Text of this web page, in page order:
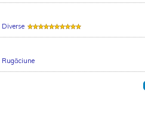
Diverse
Rugăciune